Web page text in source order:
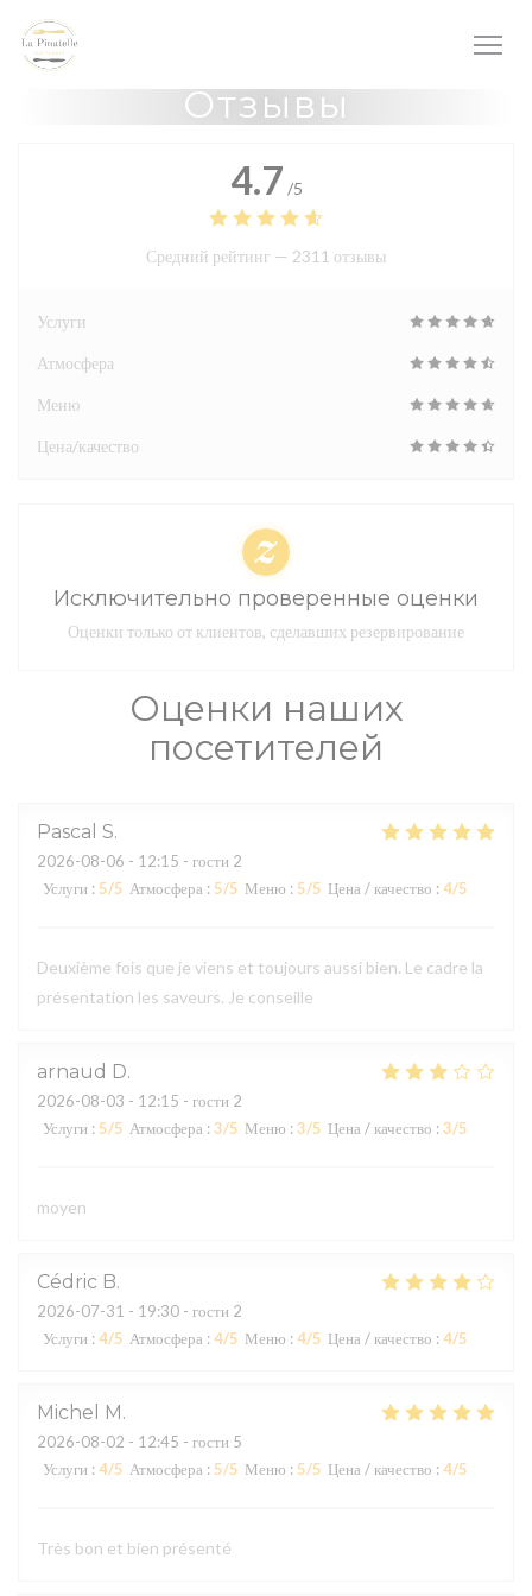
Панель управления cookies
Отзывы
Оценки наших
посетителей
Pascal S
2026-08-06 - 12:15 - гости 2
Услуги : 5/5 Атмосфера : 5/5 Меню : 5/5 Цена / качество : 4/5
Deuxième fois que je viens et toujours aussi bien. Le cadre la
présentation les saveurs. Je conseille
arnaud D
2026-08-03 - 12:15 - гости 2
Услуги : 5/5 Атмосфера : 3/5 Меню : 3/5 Цена / качество : 3/5
moyen
Cédric B
2026-07-31 - 19:30 - гости 2
Услуги : 4/5 Атмосфера : 4/5 Меню : 4/5 Цена / качество : 4/5
Michel M
2026-08-02 - 12:45 - гости 5
Услуги : 4/5 Атмосфера : 5/5 Меню : 5/5 Цена / качество : 4/5
Très bon et bien présenté
4.7 /5
Средний рейтинг — 2311 отзывы
Услуги
Атмосфера
Меню
Цена/качество
Исключительно проверенные оценки
Оценки только от клиентов, сделавших резервирование